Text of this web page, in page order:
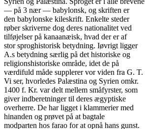
— på 3 nær — babylonsk, og skriften er
den babylonske kileskrift. Enkelte steder
røber skriverne dog deres nationalitet ved
tilføjelser på kanaanæisk, hvad der er af
stor sproghistorisk betydning. Iøvrigt ligger
A.s betydning særlig på det historiske og
religionshistoriske område, idet de på
værdifuld måde supplerer vor viden fra G. T.
Vi ser, hvorledes Palæstina og Syrien omkr.
1400 f. Kr. var delt mellem småfyrster, som
giver indberetninger til deres ægyptiske
overherre. De har ligget i klammerier med
hinanden og prøvet på at bagtale
modparten hos farao for at opnå hans gunst.